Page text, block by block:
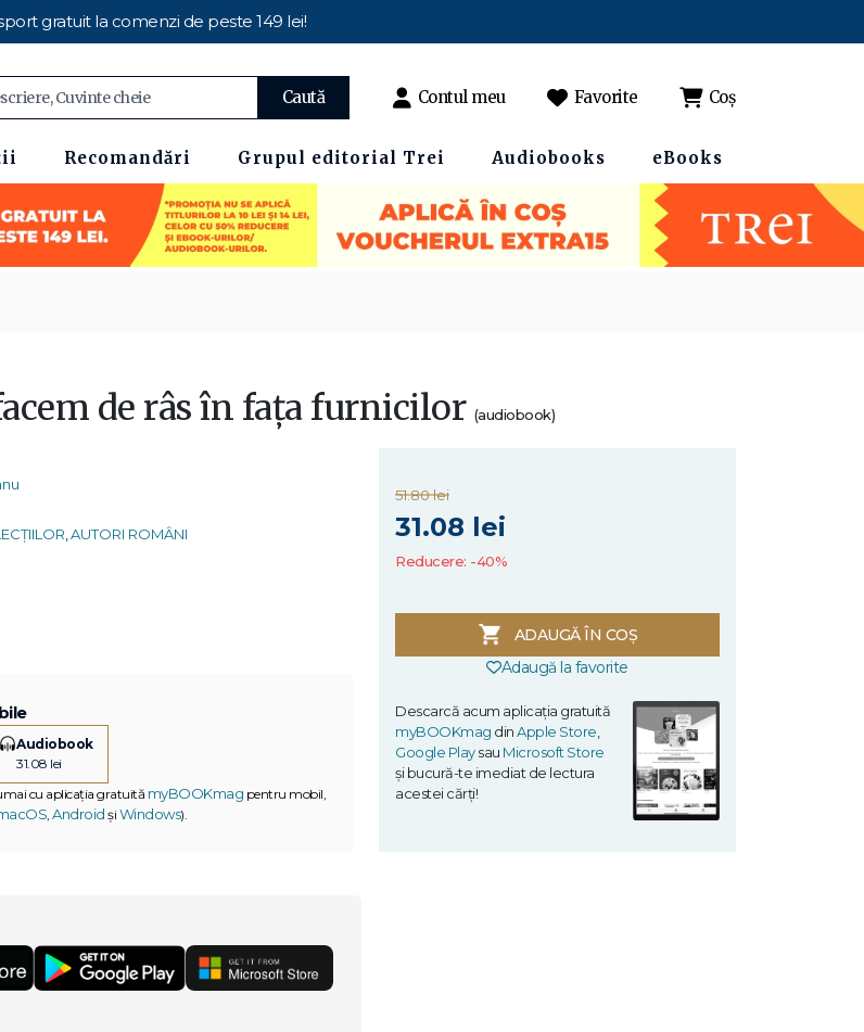
gratuit la comenzi de peste 149 lei!
Caută Contul meu Favorite Coș
Recomandări Grupul editorial Trei Audiobooks eBooks
de râs în fața furnicilor (audiobook)
AUTORI ROMÂNI
Audiobook
31.08 lei
cu aplicația gratuită myBOOKmag pentru mobil,
, Android și Windows).
51.80 lei
31.08 lei
Reducere: -40%
ADAUGĂ ÎN COȘ
Adaugă la favorite
Descarcă acum aplicația gratuită
myBOOKmag dinApple Store
Google Playsau Microsoft Store
și bucură-te imediat de lectura
acestei cărți!